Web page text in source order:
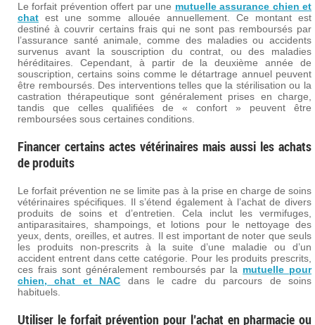
Le forfait prévention offert par une mutuelle assurance chien et
chat est une somme allouée annuellement. Ce montant est
destiné à couvrir certains frais qui ne sont pas remboursés par
l’assurance santé animale, comme des maladies ou accidents
survenus avant la souscription du contrat, ou des maladies
héréditaires. Cependant, à partir de la deuxième année de
souscription, certains soins comme le détartrage annuel peuvent
être remboursés. Des interventions telles que la stérilisation ou la
castration thérapeutique sont généralement prises en charge,
tandis que celles qualifiées de « confort » peuvent être
remboursées sous certaines conditions.
Financer certains actes vétérinaires mais aussi les achats
de produits
Le forfait prévention ne se limite pas à la prise en charge de soins
vétérinaires spécifiques. Il s’étend également à l’achat de divers
produits de soins et d’entretien. Cela inclut les vermifuges,
antiparasitaires, shampoings, et lotions pour le nettoyage des
yeux, dents, oreilles, et autres. Il est important de noter que seuls
les produits non-prescrits à la suite d’une maladie ou d’un
accident entrent dans cette catégorie. Pour les produits prescrits,
ces frais sont généralement remboursés par la mutuelle pour
chien, chat et NAC dans le cadre du parcours de soins
habituels.
Utiliser le forfait prévention pour l’achat en pharmacie ou